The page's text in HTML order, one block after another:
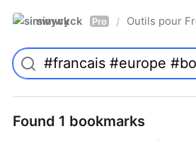
simwyck Pro / Outils pour
Found 1 bookmarks